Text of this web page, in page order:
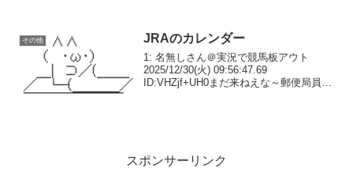
その他 JRAのカレンダー
1: 名無しさん＠実況で競馬板アウト
2025/12/30(火) 09:56:47.69
ID:VHZjf+UH0まだ来ねえな～郵便局員乙
スポンサーリンク